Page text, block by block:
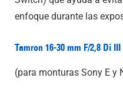
enfoque durante las
Tamron 16-30 mm F/2,8 Di III
(para monturas Sony E y